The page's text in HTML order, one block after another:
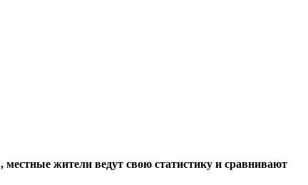
жители ведут свою статистику и сравнивают